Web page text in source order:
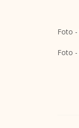
Foto -
Foto -